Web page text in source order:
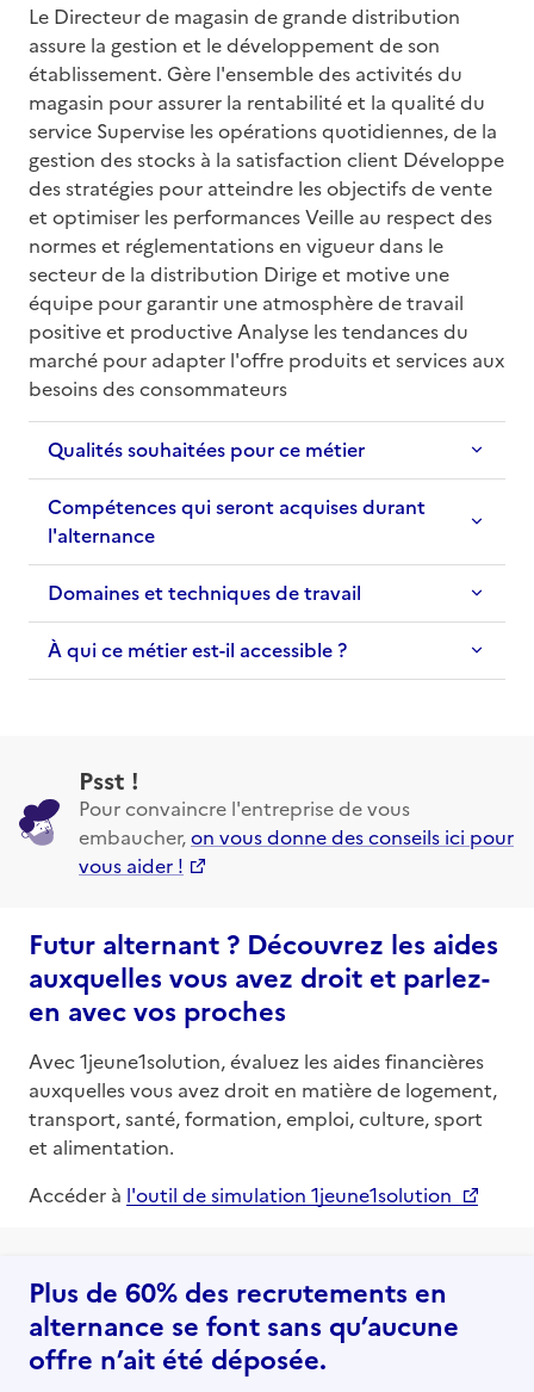
Le Directeur de magasin de grande distribution
assure la gestion et le développement de son
établissement. Gère l'ensemble des activités du
magasin pour assurer la rentabilité et la qualité du
service Supervise les opérations quotidiennes, de la
gestion des stocks à la satisfaction client Développe
des stratégies pour atteindre les objectifs de vente
et optimiser les performances Veille au respect des
normes et réglementations en vigueur dans le
secteur de la distribution Dirige et motive une
équipe pour garantir une atmosphère de travail
positive et productive Analyse les tendances du
marché pour adapter l'offre produits et services aux
besoins des consommateurs
Qualités souhaitées pour ce métier
Compétences qui seront acquises durant
l'alternance
Domaines et techniques de travail
À qui ce métier est-il accessible ?
Psst !
Pour convaincre l'entreprise de vous
embaucher,on vous donne des conseils ici pour
vous aider !
Futur alternant ? Découvrez les aides
auxquelles vous avez droit et parlez-
en avec vos proches
Avec 1jeune1solution, évaluez les aides financières
auxquelles vous avez droit en matière de logement,
transport, santé, formation, emploi, culture, sport
et alimentation.
Accéder à l'outil de simulation 1jeune1solution
Plus de 60% des recrutements en
alternance se font sans qu’aucune
offre n’ait été déposée.